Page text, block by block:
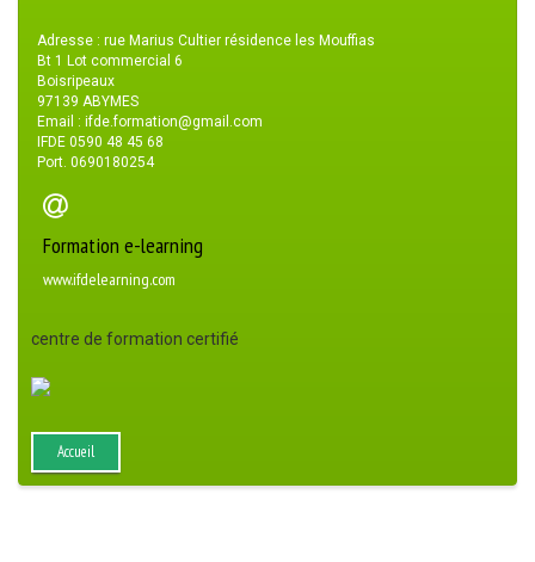
Adresse : rue Marius Cultier résidence les Mouffias
Bt 1 Lot commercial 6
Boisripeaux
97139 ABYMES
Email : ifde.formation@gmail.com
IFDE 0590 48 45 68
Port. 0690180254
Formation e-learning
www.ifdelearning.com
centre de formation certifié
Accueil